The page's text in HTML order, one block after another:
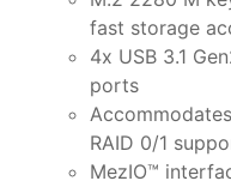
fast storage
4x USB 3.1
ports
RAID 0/1
MezIO™